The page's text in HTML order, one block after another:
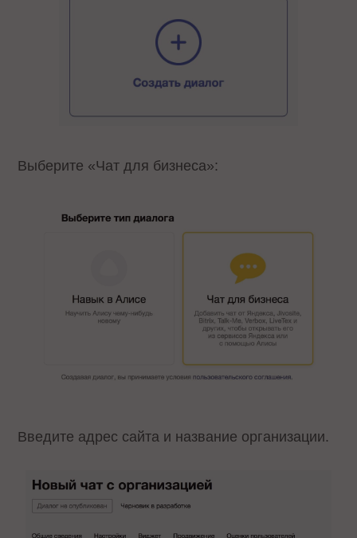
Выберите «Чат для бизнеса»:
Введите адрес сайта и название организации.